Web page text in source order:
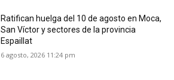
Ratifican huelga del 10 de agosto en Moca,
San Víctor y sectores de la provincia
Espaillat
6 agosto, 2026 11:24 pm